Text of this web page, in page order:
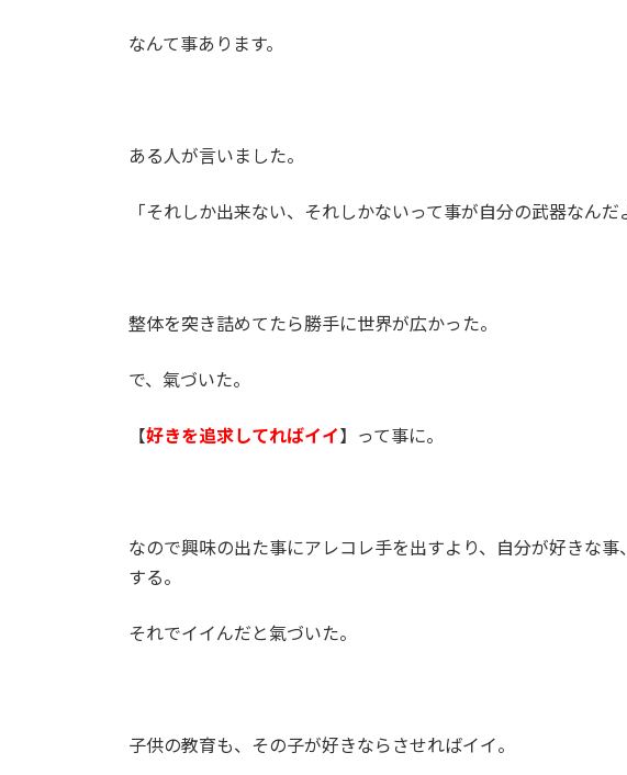
なんて事あります。
ある人が言いました。
「それしか出来ない、それしかないって事が自分の武器なんだ
整体を突き詰めてたら勝手に世界が広かった。
で、氣づいた。
【好きを追求してればイイ 】って事に。
なので興味の出た事にアレコレ手を出すより、自分が好きな
する。
それでイイんだと氣づいた。
子供の教育も、その子が好きならさせればイイ。